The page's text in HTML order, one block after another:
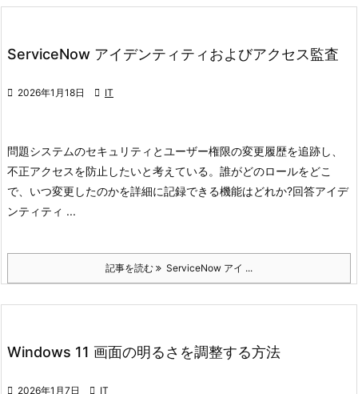
ServiceNow アイデンティティおよびアクセス監査
 2026年1月18日  IT
問題システムのセキュリティとユーザー権限の変更履歴を追跡し、
不正アクセスを防止したいと考えている。 誰がどのロールをどこ
で、いつ変更したのかを詳細に記録できる機能はどれか?回答アイデ
ンティティ ...
記事を読む ServiceNow アイ ...
Windows 11 画面の明るさを調整する方法
 2026年1月7日  IT